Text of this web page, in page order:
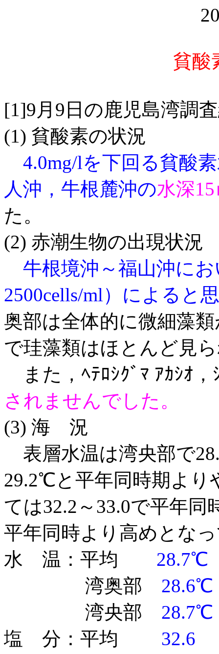
貧酸
[1]9月9日の鹿児島湾調
(1) 貧酸素の状況
4.0mg/lを下回る貧酸
人沖，牛根麓沖の水深
た。
(2) 赤潮生物の出現状況
牛根境沖～福山沖に
2500cells/ml）によると
奥部は全体的に微細藻
で珪藻類はほとんど見
また，ﾍﾃﾛｼｸﾞﾏ ｱｶｼｵ，
されませんでした。
(3) 海 況
表層水温は湾央部で
29.2℃と平年同時期より
ては32.2～33.0で平年
平年同時より高めとな
水 温：平均 28.7℃
湾奥部 28.6℃
湾央部 28.7℃
塩 分：平均 32.6